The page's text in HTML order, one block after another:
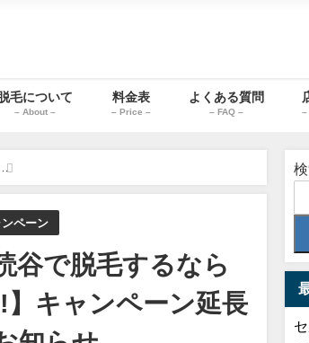
毛について
– About –
料金表
– Price –
よくある質問
– FAQ –
【読谷で脱毛するなら今!!】キャンペーン延長のお知
ペーン
谷で脱毛するなら
】キャンペーン延長